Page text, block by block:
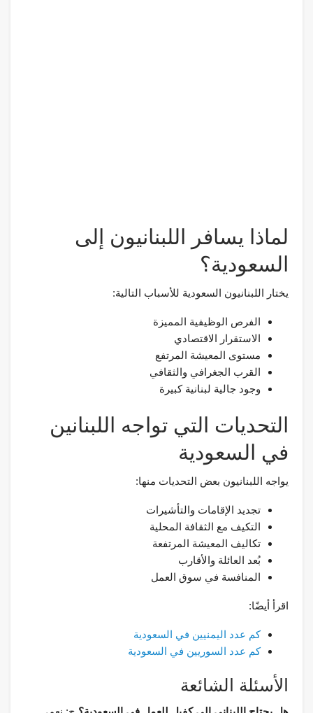
لماذا يسافر اللبنانيون إلى
السعودية؟
يختار اللبنانيون السعودية للأسباب التالية:
الفرص الوظيفية المميزة
الاستقرار الاقتصادي
مستوى المعيشة المرتفع
القرب الجغرافي والثقافي
وجود جالية لبنانية كبيرة
التحديات التي تواجه اللبنانين
في السعودية
يواجه اللبنانيون بعض التحديات منها:
تجديد الإقامات والتأشيرات
التكيف مع الثقافة المحلية
تكاليف المعيشة المرتفعة
بُعد العائلة والأقارب
المنافسة في سوق العمل
اقرأ أيضًا:
كم عدد اليمنيين في السعودية
كم عدد السوريين في السعودية
الأسئلة الشائعة